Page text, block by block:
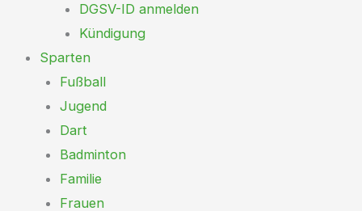
DGSV-ID anmelden
Kündigung
Sparten
Fußball
Jugend
Dart
Badminton
Familie
Frauen